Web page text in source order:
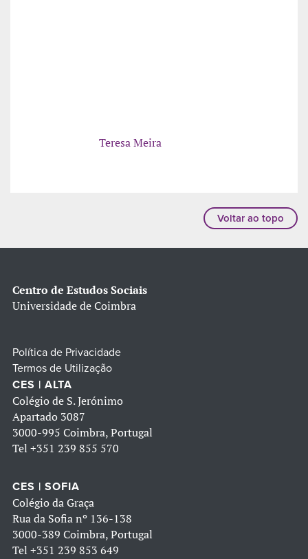
Teresa Meira
Voltar ao topo
Centro de Estudos Sociais
Universidade de Coimbra
Política de Privacidade
Termos de Utilização
CES | ALTA
Colégio de S. Jerónimo
Apartado 3087
3000-995 Coimbra, Portugal
Tel +351 239 855 570
CES | SOFIA
Colégio da Graça
Rua da Sofia nº 136-138
3000-389 Coimbra, Portugal
Tel +351 239 853 649